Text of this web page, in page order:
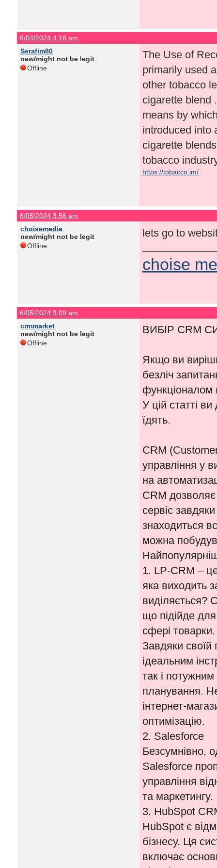
6/04/2024 4:18 am
Serafim80
new/might not be legit
Offline
The Use of
primarily used
other tobacco
cigarette blend
means by
introduced into
cigarette
tobacco
https://tobacco.im/
6/05/2024 3:56 am
choisemedia
new/might not be legit
Offline
lets go to
choise
6/05/2024 9:09 am
crmmarket
new/might not be legit
Offline
ВИБІР CRM
Якщо ви
безліч
функціоналом
У цій статті
їдять.
CRM
управління у
на
CRM дозволяє
сервіс
знаходиться
можна
1. LP-CRM –
яка виходить
виділяється?
що підійде
сфері товарки.
Завдяки своїй
ідеальним
так і потужним
планування.
інтернет-
оптимізацію.
2. Salesforce
Безсумнівно,
Salesforce
управління
та маркетингу.
3. HubSpot
HubSpot є
бізнесу. Ця
включає